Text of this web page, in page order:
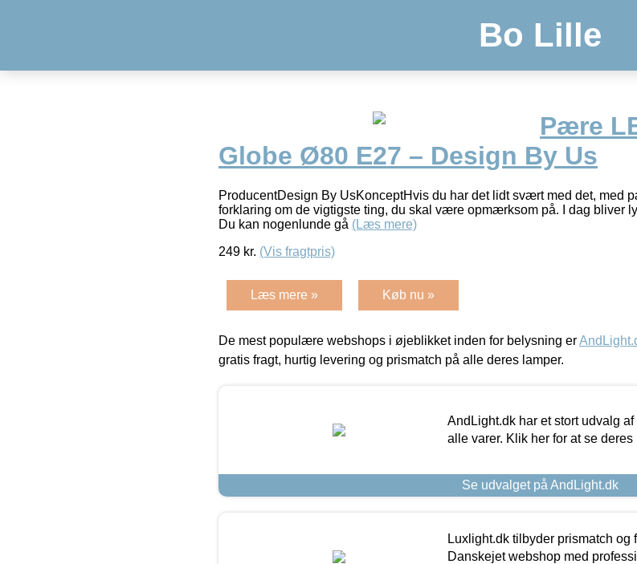
Bo Lille
Pære
Globe Ø80 E27 – Design By Us
ProducentDesign By UsKonceptHvis du har det lidt svært med det, med
forklaring om de vigtigste ting, du skal være opmærksom på. I dag bliver
Du kan nogenlunde gå (Læs mere)
249 kr. (Vis fragtpris)
Læs mere » Køb nu »
De mest populære webshops i øjeblikket inden for belysning er
gratis fragt, hurtig levering og prismatch på alle deres lamper.
AndLight.dk har et stort udvalg
alle varer. Klik her for at se deres
Se udvalget på AndLight.dk
Luxlight.dk tilbyder prismatch og
Danskejet webshop med